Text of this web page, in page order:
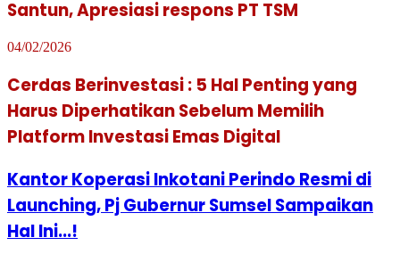
Santun, Apresiasi respons PT TSM
04/02/2026
Cerdas Berinvestasi : 5 Hal Penting yang
Harus Diperhatikan Sebelum Memilih
Platform Investasi Emas Digital
Kantor Koperasi Inkotani Perindo Resmi di
Launching, Pj Gubernur Sumsel Sampaikan
Hal Ini...!